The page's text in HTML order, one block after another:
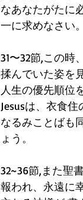
なあなたがたに
一に求めなさい
31〜32節,この時
揉んでいた姿を
人生の優先順位
Jesusは、衣食
なるみことばも
ょう。
32~36節,また聖
報われ、永遠に